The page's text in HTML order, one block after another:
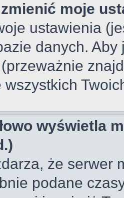
moje
ustawienia
danych.
(przeważnie
wszystkich
wyświetla
że serwer
podane